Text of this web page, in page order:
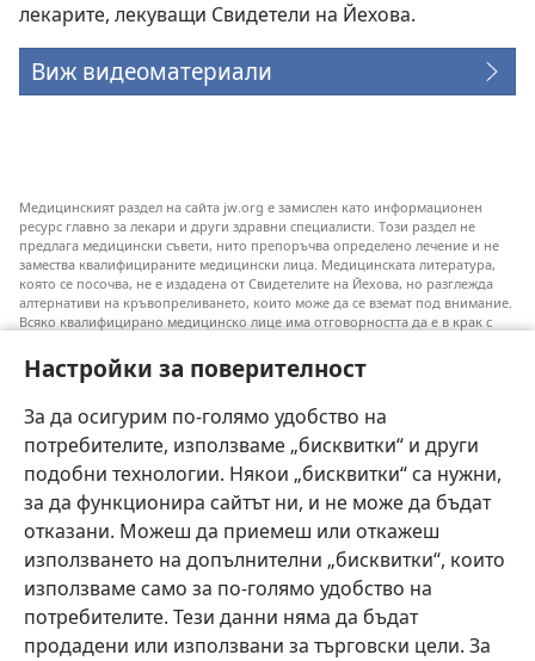
Настройки за поверителност
За да осигурим по-голямо удобство на
потребителите, използваме „бисквитки“ и други
подобни технологии. Някои „бисквитки“ са нужни,
за да функционира сайтът ни, и не може да бъдат
отказани. Можеш да приемеш или откажеш
използването на допълнителни „бисквитки“, които
използваме само за по-голямо удобство на
потребителите. Тези данни няма да бъдат
продадени или използвани за търговски цели. За
лекарите, лекуващи Свидетели на Йехова.
Виж видеоматериали
Медицинският раздел на сайта jw.org е замислен като информационен
ресурс главно за лекари и други здравни специалисти. Този раздел не
предлага медицински съвети, нито препоръчва определено лечение и не
замества квалифицираните медицински лица. Медицинската литература,
която се посочва, не е издадена от Свидетелите на Йехова, но разглежда
алтернативи на кръвопреливането, които може да се вземат под внимание.
Всяко квалифицирано медицинско лице има отговорността да е в крак с
помага на пациентите си да направят избор съобразно техните
заболявания, желания, ценности и вярвания. Не всички посочени практики
Към пациентите: Винаги се допитвайте до своя лекар или до друго
квалифицирано медицинско лице във връзка със заболяване или избор на
лечение. Говори с лекар, ако смяташ, че си болен.
Използването на този уебсайт е обвързано сусловията му за ползване.
Тема